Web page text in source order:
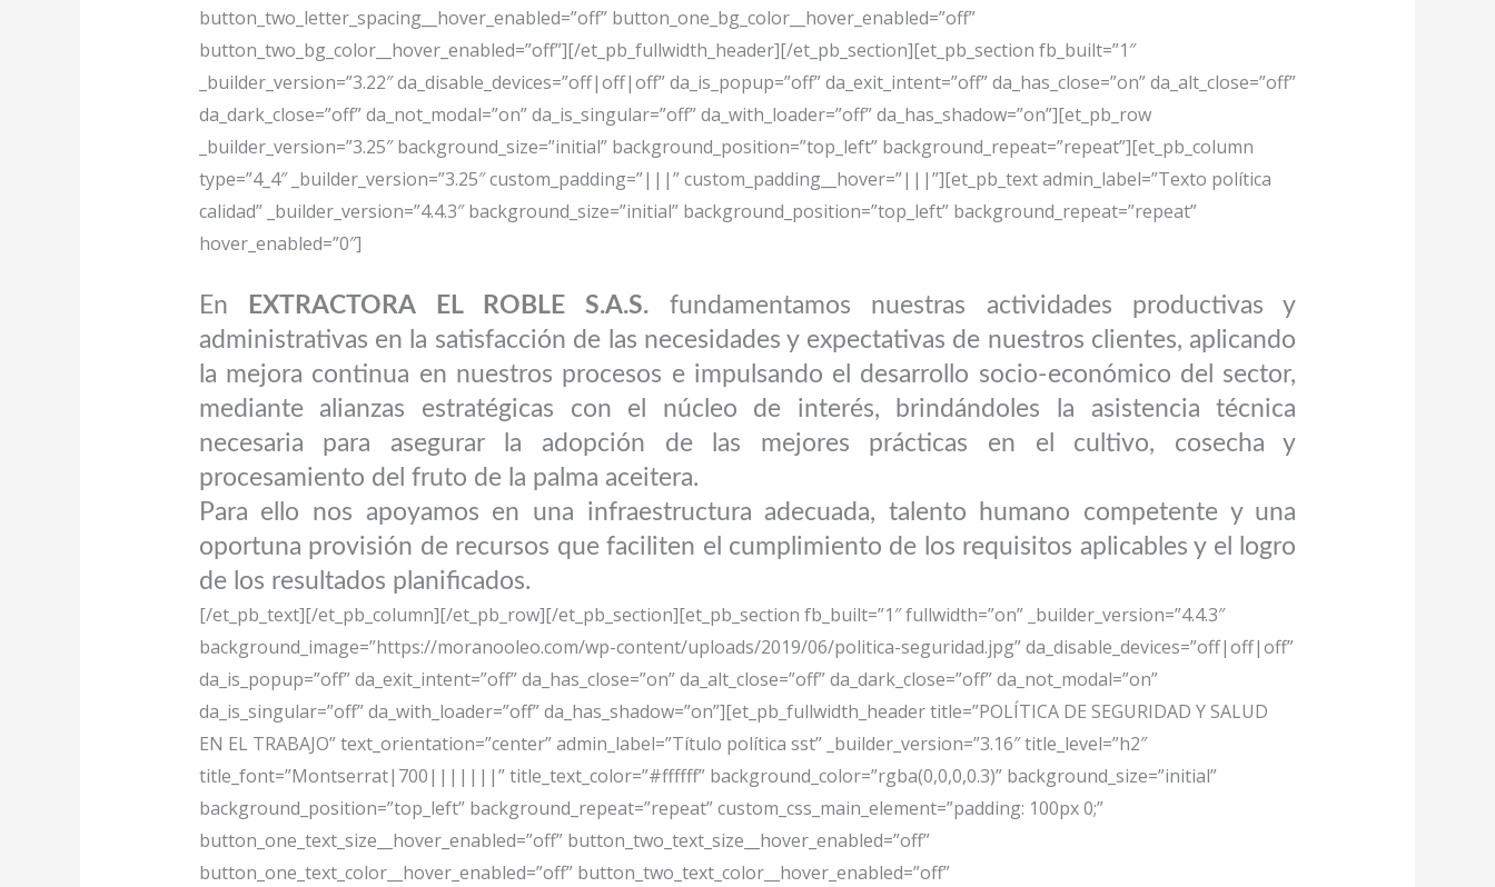
button_two_letter_spacing__hover_enabled=”off” button_one_bg_color__hover_enabled=”off”
button_two_bg_color__hover_enabled=”off”][/et_pb_fullwidth_header][/et_pb_section][et_pb_section fb_built=”1″
_builder_version=”3.22″ da_disable_devices=”off|off|off” da_is_popup=”off” da_exit_intent=”off” da_has_close=”on” da_alt_close=”off”
da_dark_close=”off” da_not_modal=”on” da_is_singular=”off” da_with_loader=”off” da_has_shadow=”on”][et_pb_row
_builder_version=”3.25″ background_size=”initial” background_position=”top_left” background_repeat=”repeat”][et_pb_column
type=”4_4″ _builder_version=”3.25″ custom_padding=”|||” custom_padding__hover=”|||”][et_pb_text admin_label=”Texto política
calidad” _builder_version=”4.4.3″ background_size=”initial” background_position=”top_left” background_repeat=”repeat”
hover_enabled=”0″]
En EXTRACTORA EL ROBLE S.A.S. fundamentamos nuestras actividades productivas y
administrativas en la satisfacción de las necesidades y expectativas de nuestros clientes, aplicando
la mejora continua en nuestros procesos e impulsando el desarrollo socio-económico del sector,
mediante alianzas estratégicas con el núcleo de interés, brindándoles la asistencia técnica
necesaria para asegurar la adopción de las mejores prácticas en el cultivo, cosecha y
procesamiento del fruto de la palma aceitera.
Para ello nos apoyamos en una infraestructura adecuada, talento humano competente y una
oportuna provisión de recursos que faciliten el cumplimiento de los requisitos aplicables y el logro
de los resultados planificados.
[/et_pb_text][/et_pb_column][/et_pb_row][/et_pb_section][et_pb_section fb_built=”1″ fullwidth=”on” _builder_version=”4.4.3″
background_image=”https://moranooleo.com/wp-content/uploads/2019/06/politica-seguridad.jpg” da_disable_devices=”off|off|off”
da_is_popup=”off” da_exit_intent=”off” da_has_close=”on” da_alt_close=”off” da_dark_close=”off” da_not_modal=”on”
da_is_singular=”off” da_with_loader=”off” da_has_shadow=”on”][et_pb_fullwidth_header title=”POLÍTICA DE SEGURIDAD Y SALUD
EN EL TRABAJO” text_orientation=”center” admin_label=”Título política sst” _builder_version=”3.16″ title_level=”h2″
title_font=”Montserrat|700|||||||” title_text_color=”#ffffff” background_color=”rgba(0,0,0,0.3)” background_size=”initial”
background_position=”top_left” background_repeat=”repeat” custom_css_main_element=”padding: 100px 0;”
button_one_text_size__hover_enabled=”off” button_two_text_size__hover_enabled=”off”
button_one_text_color__hover_enabled=”off” button_two_text_color__hover_enabled=”off”